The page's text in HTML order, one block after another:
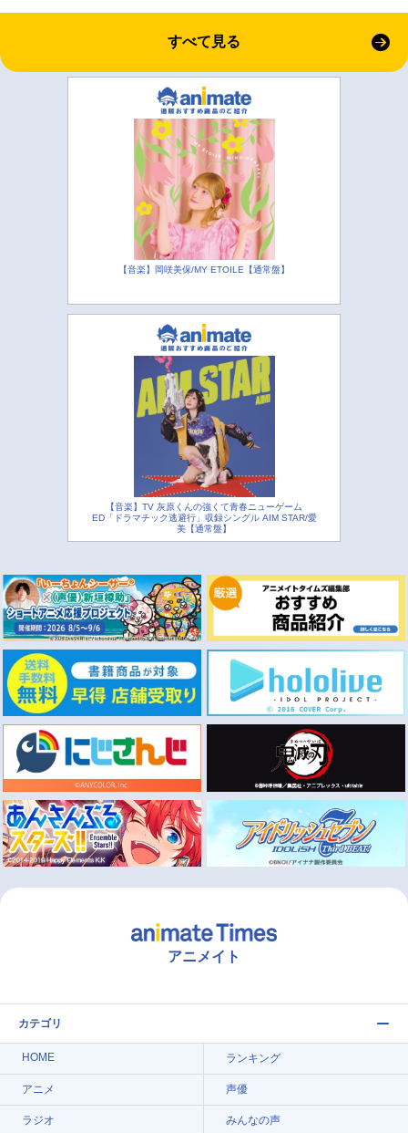
すべて見る
【音楽】岡咲美保/MY ETOILE【通常盤】
【音楽】TV 灰原くんの強くて青春ニューゲーム
ED「ドラマチック逃避行」収録シングル AIM STAR/愛
美【通常盤】
アニメイト
カテゴリ
HOME ランキング
アニメ 声優
ラジオ みんなの声